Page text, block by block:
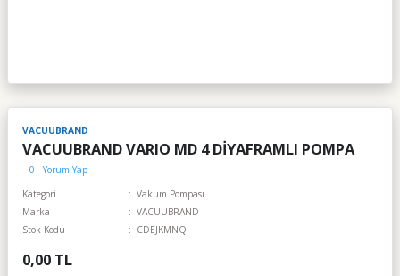
VACUUBRAND
VACUUBRAND VARIO MD 4 DİYAFRAMLI POMPA
0 - Yorum Yap
Kategori
Vakum Pompası
Marka
VACUUBRAND
Stok Kodu
CDEJKMNQ
0,00 TL